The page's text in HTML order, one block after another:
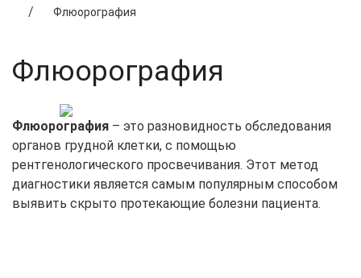
Флюорография
Флюорография
Флюорография – это разновидность обследования
органов грудной клетки, с помощью
рентгенологического просвечивания. Этот метод
диагностики является самым популярным способом
выявить скрыто протекающие болезни пациента.